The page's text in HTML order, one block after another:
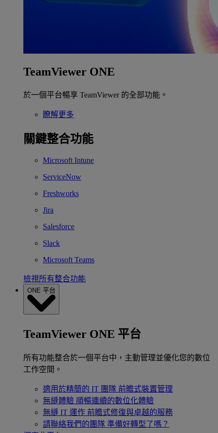
TeamViewer ONE
於一個平台暢享 TeamViewer 的全部功能。
瞭解更多
關鍵整合功能
Microsoft Intune
ServiceNow
Freshworks
Jira
Salesforce
Slack
Microsoft Teams
檢視所有整合功能
ONE 平台
TeamViewer ONE 平台
所有功能整合於一個平台中，主動管理並優化您的數位
工作空間。
適用於精簡的 IT 團隊 前瞻式裝置管理
無縫體驗 順暢連續的數位化體驗
無縫 IT 運作 前瞻式修復與卓越的服務
請聯絡我們的團隊 準備好轉型了嗎？